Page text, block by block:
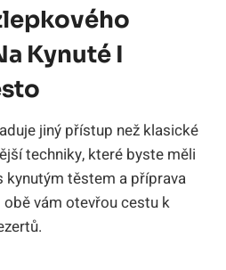
Kynuté I
jiný přístup než klasické
techniky, které byste měli
kynutým těstem a příprava
vám otevřou cestu k